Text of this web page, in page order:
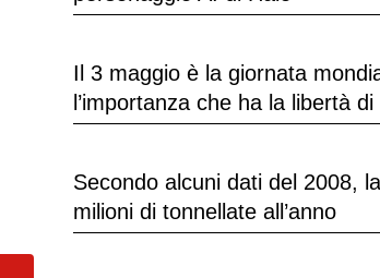
Il 3 maggio è la giornata
l’importanza che ha la libertà
Secondo alcuni dati del 2008,
milioni di tonnellate all’anno